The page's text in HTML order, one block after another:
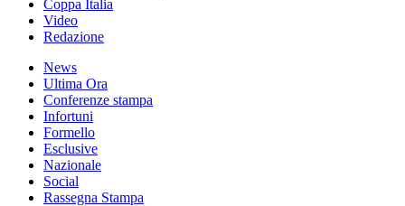
Coppa Italia
Video
Redazione
News
Ultima Ora
Conferenze stampa
Infortuni
Formello
Esclusive
Nazionale
Social
Rassegna Stampa